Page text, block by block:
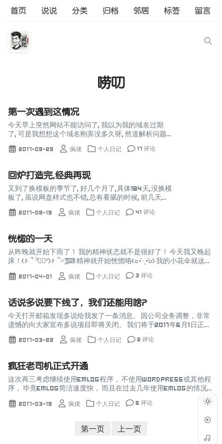
首页 说说 分类 归档 邻居 标签 留言
唠叨
第一次遇到这情况
今天早上突然网站不能访问了, 我以为我的域名过期
了, 可是我想想这个域名刚弄没多久呀, 然道解析问题,
后来登入进去看了看, 发现域名没了, 咋就没了呢, 用了
这么久的免费域名, 第一次遇到这种情况,...
2017-09-25 疯佬 个人日记 17 评论
回炉打造完,经典再现
又到了换模板的季节了, 好几个月了,具体184天,没换模
板了, 虽说网盘样式也不错,总有看腻的时候, 前几天突
然想起玩Discuz的经典插件无心宠物中心, 本来想移
植到EM的玩玩,找了半天没找到能用的...
2017-09-19 疯佬 个人日记 41 评论
恍惚的一天
从昨晚就开始下雨了！ 我的精神状态就不是很好了！ 今天我又晚起
床！(۶ૈ ۜ ᵒ̌▱๋ᵒ̌ )۶ૈ=͟͟͞͞ ⌨ 精神就开始恍惚咯(๐•̆ ·̭ •̆๐) 我的小花伞就这样
被人拿走了ε=(´o｀)叹...
2017-04-01 疯佬 个人日记 3 评论
话说多说要下线了，我们还能用啥？
今天打开邮箱发现多说给我发了一条消息。 因公司业务调整，非常
遗憾的向大家宣布多说项目即将关闭。 我们将于2017年6月1日正式
关停服务，在此之前您可以通过后台的数据导出功能导出自己站点
的评论数据。...
2017-03-22 疯佬 个人日记 2 评论
疯狂老司机正式开通
这次再三考虑继续使用Emlog程序， 不使用Wordpress或其他程
序， 毕竟Emlog简洁速度快， 而且在过去几年使用Emlog的情况
2017-03-19 疯佬 个人日记 6 评论
第一页 上一页